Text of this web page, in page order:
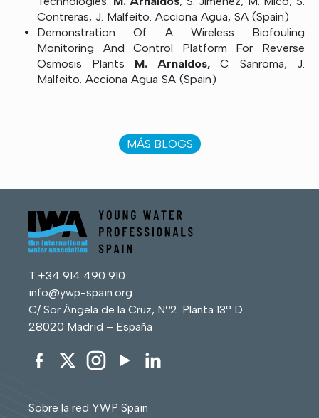
Contreras, J. Malfeito. Acciona Agua, SA (Spain)
Demonstration Of A Wireless Biofouling
Monitoring And Control Platform For Reverse
Osmosis Plants M. Arnaldos, C. Sanroma, J.
Malfeito. Acciona Agua SA (Spain)
MÁS BLOGS
T.+34 914 490 910
info@ywp-spain.org
C/ Sor Ángela de la Cruz, Nº2. Planta 13ª D
28020 Madrid – España
Sobre la red YWP Spain